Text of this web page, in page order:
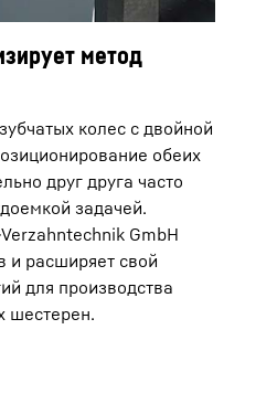
метод
колес с двойной
обеих
друг друга часто
задачей.
GmbH
и расширяет свой
для производства
шестерен.